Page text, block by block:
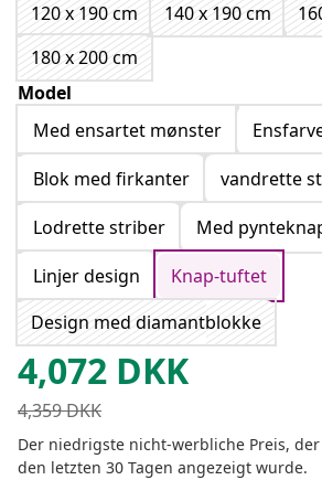
120 x 190 cm
140 x 190 cm
180 x 200 cm
Model
Med ensartet mønster
Blok med firkanter
vandrette
Lodrette striber
Med
Linjer design
Knap-tuftet
Design med diamantblokke
4,072 DKK
4,359DKK
Der niedrigste nicht-werbliche Preis,
den letzten 30 Tagen angezeigt wurde.